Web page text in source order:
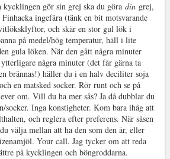
kycklingen gör sin grej ska du göra din grej,
ingefära (tänk en bit motsvarande
och skär en stor gul lök i
på medel/hög temperatur, häll i lite
gula löken. När den gått några minuter
några minuter (det får gärna ta
brännas!) häller du i en halv deciliter soja
en matsked socker. Rör runt och se på
om. Vill du ha mer sås? Ja då dubblar du
socker. Inga konstigheter. Kom bara ihåg att
och reglera efter preferens. När såsen
välja mellan att ha den som den är, eller
Your call. Jag tycker om att reda
på kycklingen och böngroddarna.